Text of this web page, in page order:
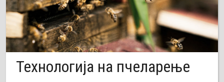
Технологија на пчеларење